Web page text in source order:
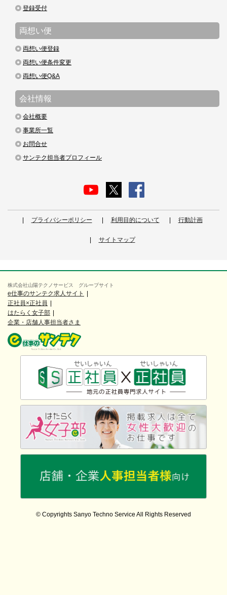
登録受付
両想い便
両想い便登録
両想い便条件変更
両想い便Q&A
会社情報
会社概要
事業所一覧
お問合せ
サンテク担当者プロフィール
プライバシーポリシー 利用目的について 行動計画
サイトマップ
株式会社山陽テクノサービス グループサイト
e仕事のサンテク求人サイト
正社員×正社員
はたらく女子部
企業・店舗人事担当者さま
© Copyrights Sanyo Techno Service All Rights Reserved